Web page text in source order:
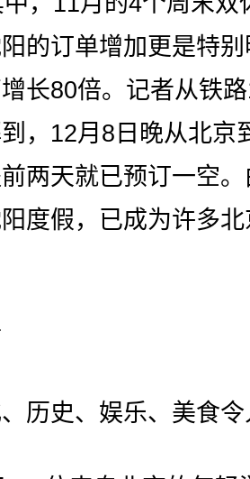
的订单增加更是特
长80倍。记者从铁
，12月8日晚从北京
两天就已预订一空
度假，已成为许多
史、娱乐、美食令